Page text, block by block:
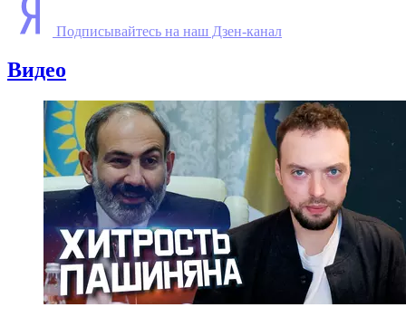
Подписывайтесь на наш Дзен-канал
Видео